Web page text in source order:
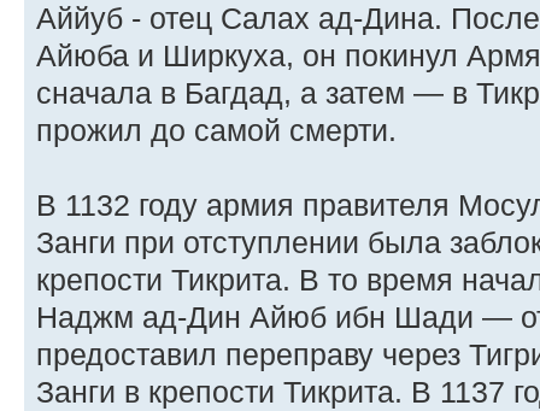
Аййуб - отец Салах ад-Дина.
Айюба и Ширкуха, он покинул
сначала в Багдад, а затем — в
прожил до самой смерти.
В 1132 году армия правителя
Занги при отступлении была
крепости Тикрита. В то время
Наджм ад-Дин Айюб ибн Шади —
предоставил переправу через
Занги в крепости Тикрита. В 1137